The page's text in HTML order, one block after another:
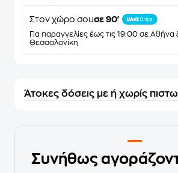
Στον χώρο σουσε 90'
Για παραγγελίες έως τις 19:00 σε Αθήνα
Θεσσαλονίκη
Άτοκες δόσεις με ή χωρίς
Συνήθως